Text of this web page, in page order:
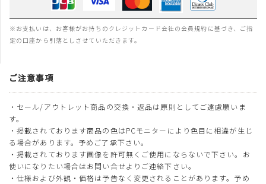
※お支払いは、お客様がお持ちのクレジットカード会社の会員規約に基づき、ご指
定の口座から引落としさせていただきます。
ご注意事項
・セール/アウトレット商品の交換・返品は原則としてご遠慮願いま
す。
・掲載されております商品の色はPCモニターにより色目に相違が生じ
る場合があります。予めご了承下さい。
・掲載されております画像を許可無くご使用にならないで下さい。お
使いになりたい場合はお問い合せよりご連絡下さい。
・仕様および外観・価格は予告なく変更されることがあります。予め